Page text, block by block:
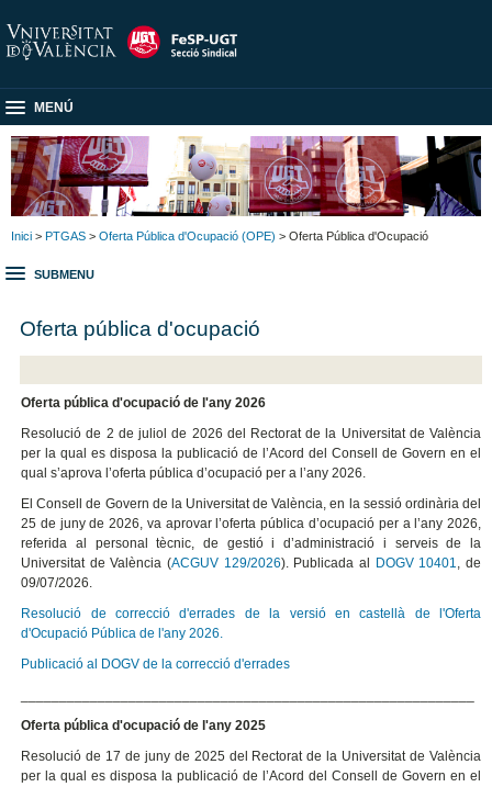
MENÚ
Inici > PTGAS > Oferta Pública d'Ocupació (OPE) > Oferta Pública d'Ocupació
SUBMENU
Oferta pública d'ocupació
Oferta pública d'ocupació de l'any 2026
Resolució de 2 de juliol de 2026 del Rectorat de la Universitat de València
per la qual es disposa la publicació de l’Acord del Consell de Govern en el
qual s’aprova l’oferta pública d’ocupació per a l’any 2026.
El Consell de Govern de la Universitat de València, en la sessió ordinària del
25 de juny de 2026, va aprovar l’oferta pública d’ocupació per a l’any 2026,
referida al personal tècnic, de gestió i d’administració i serveis de la
Universitat de València (ACGUV 129/2026). Publicada al DOGV 10401, de
09/07/2026.
Resolució de correcció d'errades de la versió en castellà de l'Oferta
d'Ocupació Pública de l'any 2026.
Publicació al DOGV de la correcció d'errades
Oferta pública d'ocupació de l'any 2025
Resolució de 17 de juny de 2025 del Rectorat de la Universitat de València
per la qual es disposa la publicació de l’Acord del Consell de Govern en el